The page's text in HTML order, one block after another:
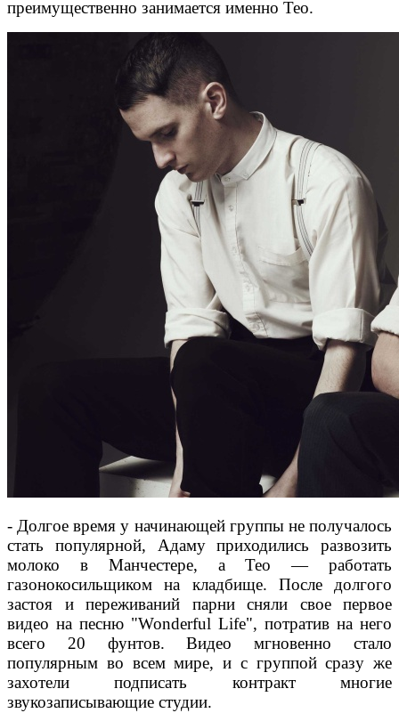
преимущественно занимается именно Тео.
- Долгое время у начинающей группы не получалось
стать популярной, Адаму приходились развозить
молоко в Манчестере, а Тео — работать
газонокосильщиком на кладбище. После долгого
застоя и переживаний парни сняли свое первое
видео на песню "Wonderful Life", потратив на него
всего 20 фунтов. Видео мгновенно стало
популярным во всем мире, и с группой сразу же
захотели подписать контракт многие
звукозаписывающие студии.